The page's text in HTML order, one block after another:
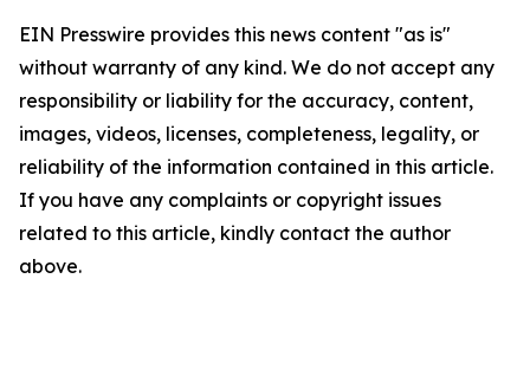
EIN Presswire provides this news content "as is"
without warranty of any kind. We do not accept any
responsibility or liability for the accuracy, content,
images, videos, licenses, completeness, legality, or
reliability of the information contained in this article.
If you have any complaints or copyright issues
related to this article, kindly contact the author
above.